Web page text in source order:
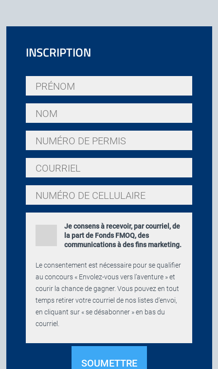
INSCRIPTION
Prénom
Nom
Numéro
permis
médecin
Courriel
Numéro
cellulaire
ConsentementJe consens à recevoir, par courriel, de
la part de Fonds FMOQ, des
communications à des fins marketing.
Le consentement est nécessaire pour se qualifier
au concours « Envolez-vous vers l’aventure » et
courir la chance de gagner. Vous pouvez en tout
temps retirer votre courriel de nos listes d'envoi,
en cliquant sur « se désabonner » en bas du
courriel.